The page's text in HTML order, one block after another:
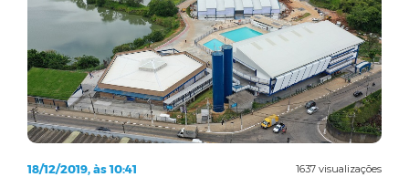
1637 visualizações
18/12/2019, às 10:41